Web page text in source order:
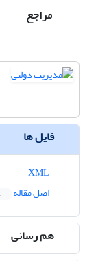
مراجع
فایل ها
اصل مقاله
هم رسانی